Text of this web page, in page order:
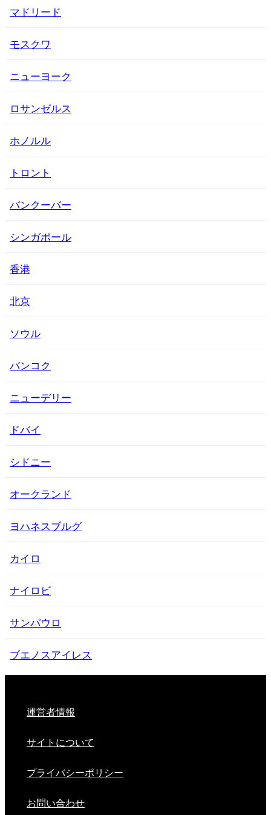
マドリード
モスクワ
ニューヨーク
ロサンゼルス
ホノルル
トロント
バンクーバー
シンガポール
香港
北京
ソウル
バンコク
ニューデリー
ドバイ
シドニー
オークランド
ヨハネスブルグ
カイロ
ナイロビ
サンパウロ
ブエノスアイレス
運営者情報
サイトについて
プライバシーポリシー
お問い合わせ